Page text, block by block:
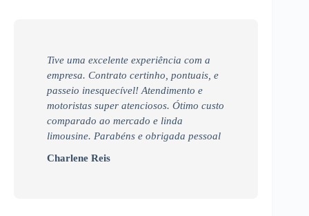
Tive uma excelente experiência com a
empresa. Contrato certinho, pontuais, e
passeio inesquecível! Atendimento e
motoristas super atenciosos. Ótimo custo
comparado ao mercado e linda
limousine. Parabéns e obrigada pessoal
Charlene Reis